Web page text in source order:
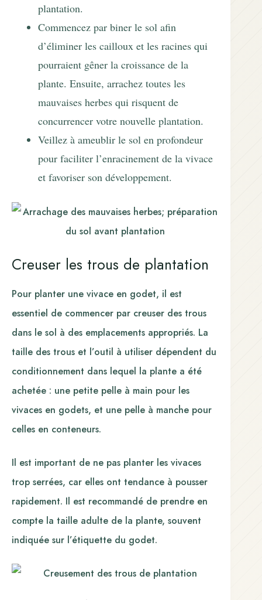
plantation.
Commencez par biner le sol afin
d’éliminer les cailloux et les racines qui
pourraient gêner la croissance de la
plante. Ensuite, arrachez toutes les
mauvaises herbes qui risquent de
concurrencer votre nouvelle plantation.
Veillez à ameublir le sol en profondeur
pour faciliter l’enracinement de la vivace
et favoriser son développement.
Creuser les trous de plantation
Pour planter une vivace en godet, il est
essentiel de commencer par creuser des trous
dans le sol à des emplacements appropriés. La
taille des trous et l’outil à utiliser dépendent du
conditionnement dans lequel la plante a été
achetée : une petite pelle à main pour les
vivaces en godets, et une pelle à manche pour
celles en conteneurs.
Il est important de ne pas planter les vivaces
trop serrées, car elles ont tendance à pousser
rapidement. Il est recommandé de prendre en
compte la taille adulte de la plante, souvent
indiquée sur l’étiquette du godet.